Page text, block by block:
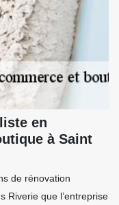
en
à Saint
de rénovation
Riverie que l’entreprise